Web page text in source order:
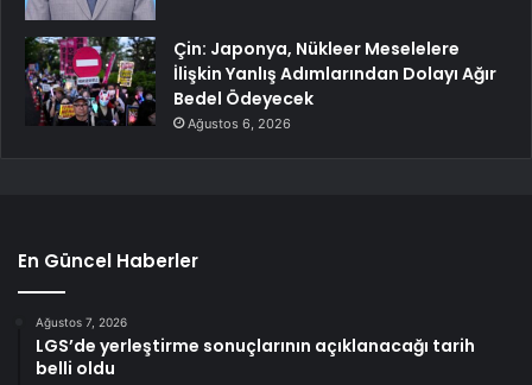
Çin: Japonya, Nükleer Meselelere
İlişkin Yanlış Adımlarından Dolayı Ağır
Bedel Ödeyecek
Ağustos 6, 2026
En Güncel Haberler
Ağustos 7, 2026
LGS’de yerleştirme sonuçlarının açıklanacağı tarih
belli oldu